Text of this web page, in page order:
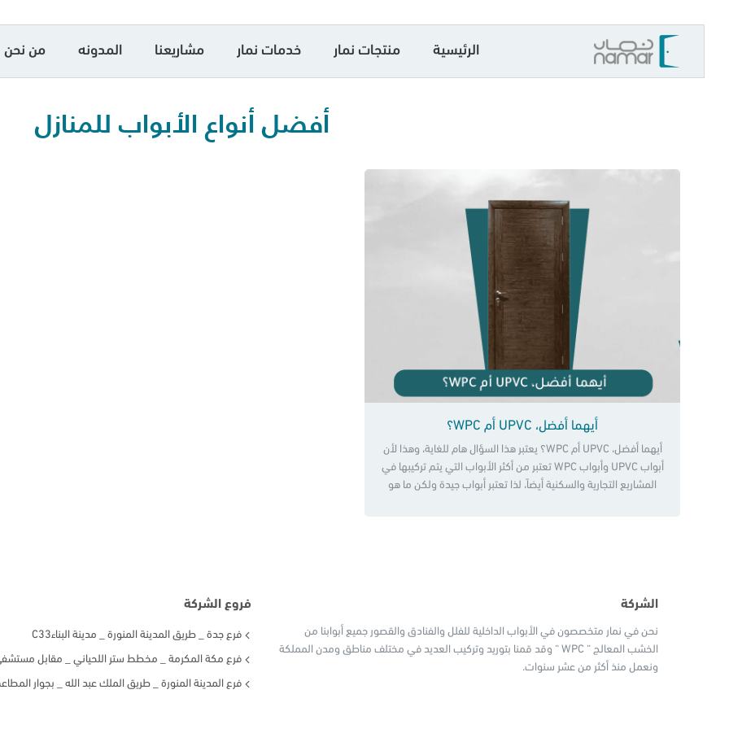
الرئيسية منتجات نمار خدمات نمار مشاريعنا المدونه من نحن
أفضل أنواع الأبواب للمنازل
أيهما أفضل، UPVC أم WPC؟
أيهما أفضل، UPVC أم WPC؟ يعتبر هذا السؤال هام للغاية، وهذا لأن
أبواب UPVC وأبواب WPC تعتبر من أكثر الأبواب التي يتم تركيبها في
المشاريع التجارية والسكنية أيضاً، لذا تعتبر أبواب جيدة ولكن ما هو
الشركة
نحن في نمار متخصصون في الأبواب الداخلية للفلل والفنادق والقصور جميع أبوابنا من
الخشب المعالج “ WPC “ وقد قمنا بتوريد وتركيب العديد في مختلف مناطق ومدن المملكة
ونعمل منذ أكثر من عشر سنوات.
فروع الشركة
فرع جدة _ طريق المدينة المنورة _ مدينة البناءC33
فرع مكة المكرمة _ مخطط ستر اللحياني _ مقابل مستشفى
فرع المدينة المنورة _ طريق الملك عبد الله _ بجوار